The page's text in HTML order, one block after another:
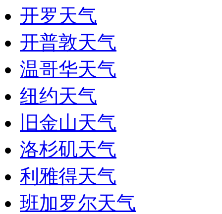
开罗天气
开普敦天气
温哥华天气
纽约天气
旧金山天气
洛杉矶天气
利雅得天气
班加罗尔天气